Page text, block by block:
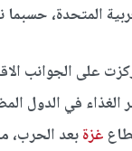
المتحدة،
التي اكتملت في مارس
الغذاء في الدول
غزةبعد الحرب،